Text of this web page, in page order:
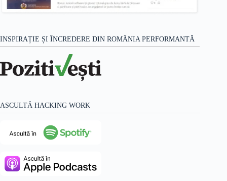
INSPIRAȚIE ȘI ÎNCREDERE DIN ROMÂNIA PERFORMANTĂ
ASCULTĂ HACKING WORK